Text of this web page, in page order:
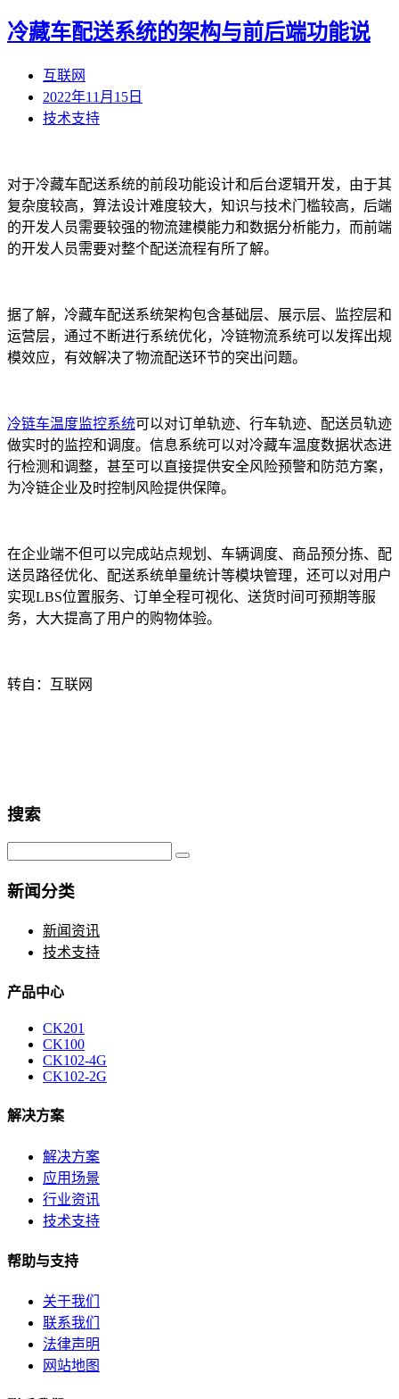
冷藏车配送系统的架构与前后端功能说
互联网
2022年11月15日
技术支持
对于冷藏车配送系统的前段功能设计和后台逻辑开发，由于其
复杂度较高，算法设计难度较大，知识与技术门槛较高，后端
的开发人员需要较强的物流建模能力和数据分析能力，而前端
的开发人员需要对整个配送流程有所了解。
据了解，冷藏车配送系统架构包含基础层、展示层、监控层和
运营层，通过不断进行系统优化，冷链物流系统可以发挥出规
模效应，有效解决了物流配送环节的突出问题。
冷链车温度监控系统可以对订单轨迹、行车轨迹、配送员轨迹
做实时的监控和调度。信息系统可以对冷藏车温度数据状态进
行检测和调整，甚至可以直接提供安全风险预警和防范方案，
为冷链企业及时控制风险提供保障。
在企业端不但可以完成站点规划、车辆调度、商品预分拣、配
送员路径优化、配送系统单量统计等模块管理，还可以对用户
实现LBS位置服务、订单全程可视化、送货时间可预期等服
务，大大提高了用户的购物体验。
转自：互联网
搜索
新闻分类
新闻资讯
技术支持
产品中心
CK201
CK100
CK102-4G
CK102-2G
解决方案
解决方案
应用场景
行业资讯
技术支持
帮助与支持
关于我们
联系我们
法律声明
网站地图